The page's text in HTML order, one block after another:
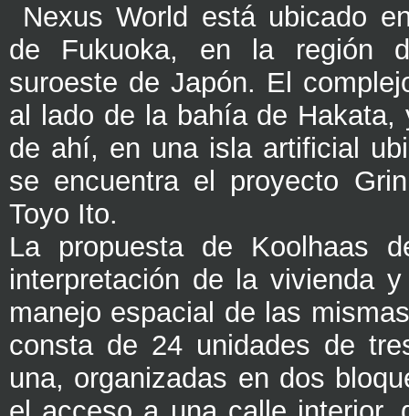
Nexus World está ubicado
de Fukuoka, en la región
suroeste de Japón. El
al lado de la bahía de Hakata,
de ahí, en una isla artificial
se encuentra el proyecto
Toyo Ito.
La propuesta de Koolhaas
interpretación de la vivienda
manejo espacial de las
consta de 24 unidades de
una, organizadas en dos